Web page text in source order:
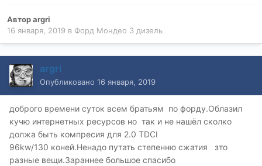
Авторargri
16 января, 2019 в Форд Мондео 3 дизель
argri
Опубликовано 16 января, 2019
доброго времени суток всем братьям по форду.Облазил
кучю интернетных ресурсов но так и не нашёл сколко
должа быть компресия для 2.0 TDCI
96kw/130 коней.Ненадо путать степенню сжатия зто
разные вещи.Зараннее большое спасибо